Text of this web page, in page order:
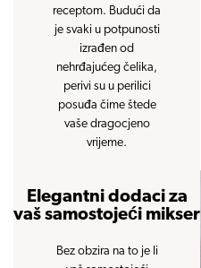
receptom. Budući da
je svaki u potpunosti
izrađen od
nehrđajućeg čelika,
perivi su u perilici
posuđa čime štede
vaše dragocjeno
vrijeme.
Elegantni dodaci za
vaš samostojeći mikser
Bez obzira na to je li